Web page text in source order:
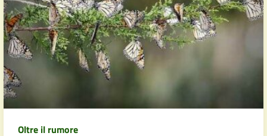
Oltre il rumore